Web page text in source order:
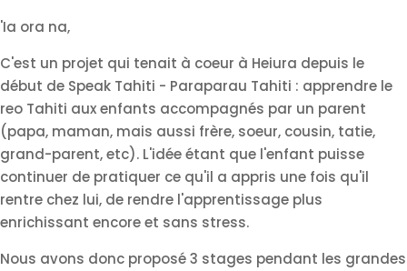
'Ia ora na,
C'est un projet qui tenait à coeur à Heiura depuis le
début de Speak Tahiti - Paraparau Tahiti : apprendre le
reo Tahiti aux enfants accompagnés par un parent
(papa, maman, mais aussi frère, soeur, cousin, tatie,
grand-parent, etc). L'idée étant que l'enfant puisse
continuer de pratiquer ce qu'il a appris une fois qu'il
rentre chez lui, de rendre l'apprentissage plus
enrichissant encore et sans stress.
Nous avons donc proposé 3 stages pendant les grandes